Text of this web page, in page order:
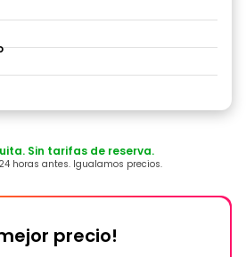
Sin tarifas de reserva.
horas antes. Igualamos precios.
precio!